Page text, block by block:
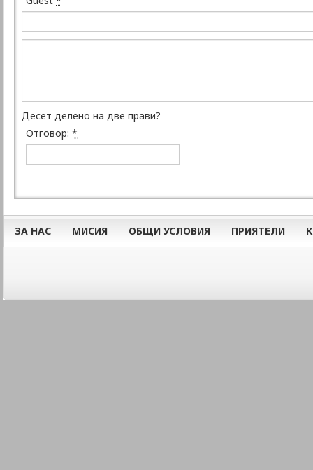
Десет делено на две прави?
Отговор: *
ЗА НАС МИСИЯ ОБЩИ УСЛОВИЯ ПРИЯТЕЛИ